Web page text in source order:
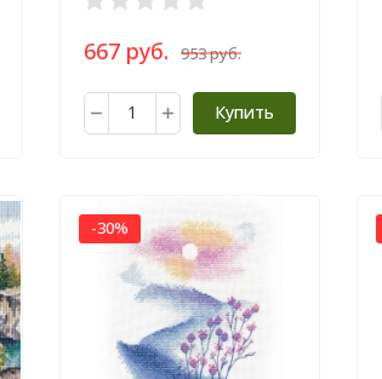
667 руб. 953 руб.
Купить
-30%